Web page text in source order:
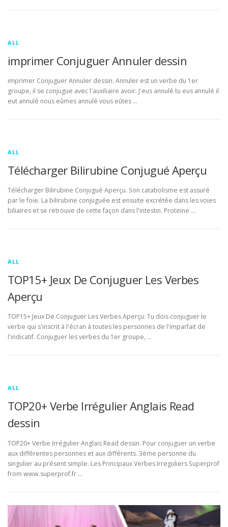
ALL
imprimer Conjuguer Annuler dessin
imprimer Conjuguer Annuler dessin. Annuler est un verbe du 1er
groupe, il se conjugue avec l'auxiliaire avoir. J'eus annulé tu eus annulé il
eut annulé nous eûmes annulé vous eûtes …
ALL
Télécharger Bilirubine Conjugué Aperçu
Télécharger Bilirubine Conjugué Aperçu. Son catabolisme est assuré
par le foie. La bilirubine conjuguée est ensuite excrétée dans les voies
biliaires et se retrouve de cette façon dans l'intestin. Proteine …
ALL
TOP15+ Jeux De Conjuguer Les Verbes
Aperçu
TOP15+ Jeux De Conjuguer Les Verbes Aperçu. Tu dois conjuguer le
verbe qui s'inscrit à l'écran à toutes les personnes de l'imparfait de
l'indicatif. Conjuguer les verbes du 1er groupe, …
ALL
TOP20+ Verbe Irrégulier Anglais Read
dessin
TOP20+ Verbe Irrégulier Anglais Read dessin. Pour conjuguer un verbe
aux différentes personnes et aux différents. 3ème personne du
singulier au présent simple. Les Principaux Verbes Irreguliers Superprof
from www.superprof.fr …